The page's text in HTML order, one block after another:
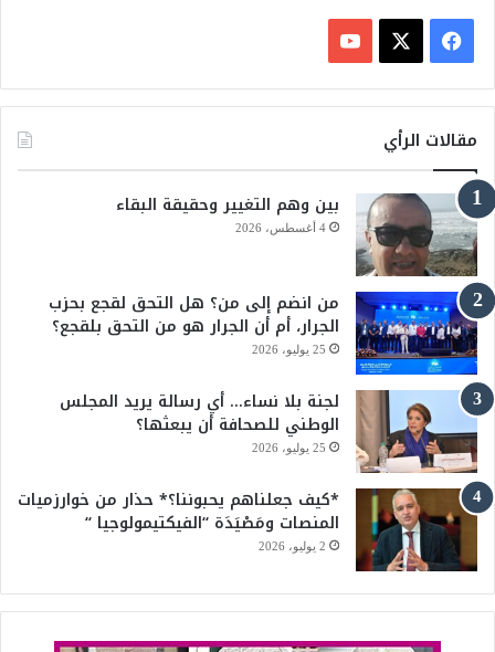
ي
ب
و
ك
X
Y
u
T
b
e
مقالات الرأي
بين وهم التغيير وحقيقة البقاء
4 أغسطس، 2026
من انضم إلى من؟ هل التحق لقجع بحزب
الجرار، أم أن الجرار هو من التحق بلقجع؟
25 يوليو، 2026
لجنة بلا نساء… أي رسالة يريد المجلس
الوطني للصحافة أن يبعثها؟
25 يوليو، 2026
*كيف جعلناهم يحبوننا؟* حذار من خوارزميات
المنصات ومَصْيَدَة “الفيكتيمولوجيا “
2 يوليو، 2026